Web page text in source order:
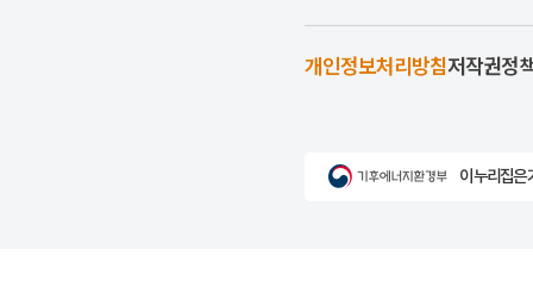
개인정보처리방침저작권정
이 누리집은